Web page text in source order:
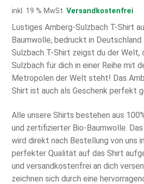
inkl. 19 % MwSt. Versandkostenfrei
Lustiges Amberg-Sulzbach T-Shirt
Baumwolle, bedruckt in
Sulzbach T-Shirt zeigst du der Welt,
Sulzbach für dich in einer Reihe mit
Metropolen der Welt steht! Das
Shirt ist auch als Geschenk perfekt
Alle unsere Shirts bestehen aus
und zertifizierter Bio-Baumwolle.
wird direkt nach Bestellung von uns
perfekter Qualität auf das Shirt
und versandkostenfrei an dich
zeichnen sich durch eine